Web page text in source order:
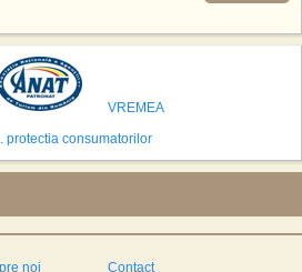
a castiga licitatia. Totusi, Spania, care se
doua cea mai vizitata tara din lume in 2025,
turistica solida si capacitatea hoteliera."
VREMEA
protectia consumatorilor
noi Contact